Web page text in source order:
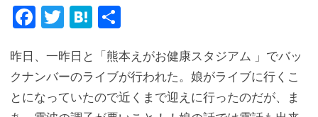
Fa
e
b
o
T
it
te
r
H
e
n
a
昨日、一昨日と「熊本えがお健康スタジアム 」でバッ
クナンバーのライブが行われた。娘がライブに行くこ
とになっていたので近くまで迎えに行ったのだが、ま